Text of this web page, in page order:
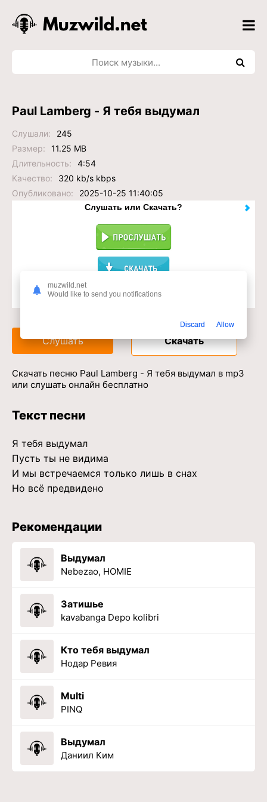
Paul Lamberg - Я тебя выдумал
Слушали:
245
Размер:
11.25 MB
Длительность:
4:54
Качество:
320 kb/s kbps
Опубликовано:
2025-10-25 11:40:05
Слушать или Скачать?
Доступ к музыкальному сервису
Слушать Скачать
Скачать песню Paul Lamberg - Я тебя выдумал в mp3
или слушать онлайн бесплатно
Текст песни
Я тебя выдумал
Пусть ты не видима
И мы встречаемся только лишь в снах
Но всё предвидено
Рекомендации
Выдумал
Nebezao, HOMIE
Затишье
kavabanga Depo kolibri
Кто тебя выдумал
Нодар Ревия
Multi
PINQ
Выдумал
Даниил Ким
muzwild.net
Would like to send you notifications
Discard Allow